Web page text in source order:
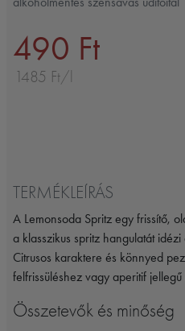
490 Ft
1485 Ft/l
TERMÉKLEÍRÁS
A Lemonsoda Spritz egy frissítő,
a klasszikus spritz hangulatát
Citrusos karaktere és könnyed
felfrissüléshez vagy aperitif
Összetevők és minőség